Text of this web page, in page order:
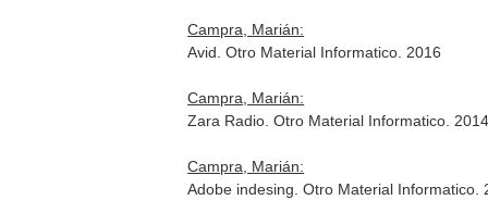
Campra, Marián:
Avid. Otro Material Informatico. 2016
Campra, Marián:
Zara Radio. Otro Material Informatico. 2014
Campra, Marián:
Adobe indesing. Otro Material Informatico.